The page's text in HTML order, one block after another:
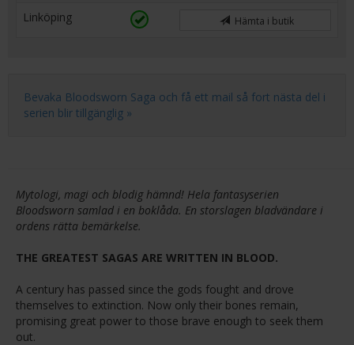
Linköping Hämta i butik
Bevaka Bloodsworn Saga och få ett mail så fort nästa del i
serien blir tillgänglig »
Mytologi, magi och blodig hämnd! Hela fantasyserien
Bloodsworn samlad i en boklåda. En storslagen bladvändare i
ordens rätta bemärkelse.
THE GREATEST SAGAS ARE WRITTEN IN BLOOD.
A century has passed since the gods fought and drove
themselves to extinction. Now only their bones remain,
promising great power to those brave enough to seek them
out.